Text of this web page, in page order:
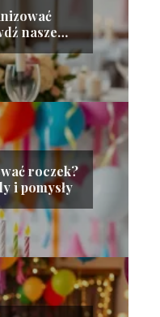
nasze
roczek?
i pomysły